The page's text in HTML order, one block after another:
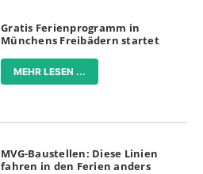
Gratis Ferienprogramm in
Münchens Freibädern startet
MEHR LESEN ...
MVG-Baustellen: Diese Linien
fahren in den Ferien anders